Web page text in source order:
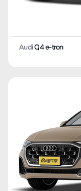
AudiQ4 e-tron